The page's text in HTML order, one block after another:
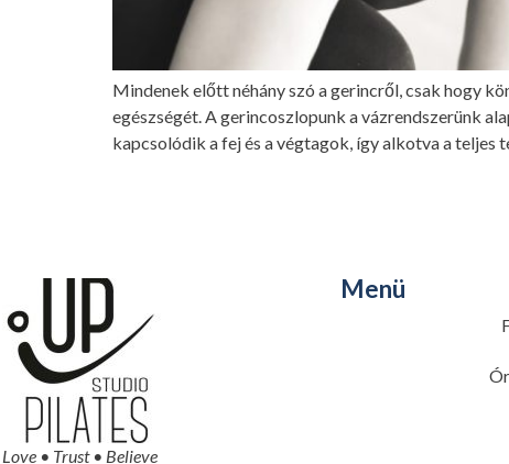
Mindenek előtt néhány szó a gerincről, csak hogy
egészségét. A gerincoszlopunk a vázrendszerünk
kapcsolódik a fej és a végtagok, így alkotva a teljes
Love • Trust • Believe
Menü